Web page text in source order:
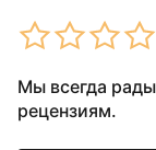
Мы всегда
рецензиям.